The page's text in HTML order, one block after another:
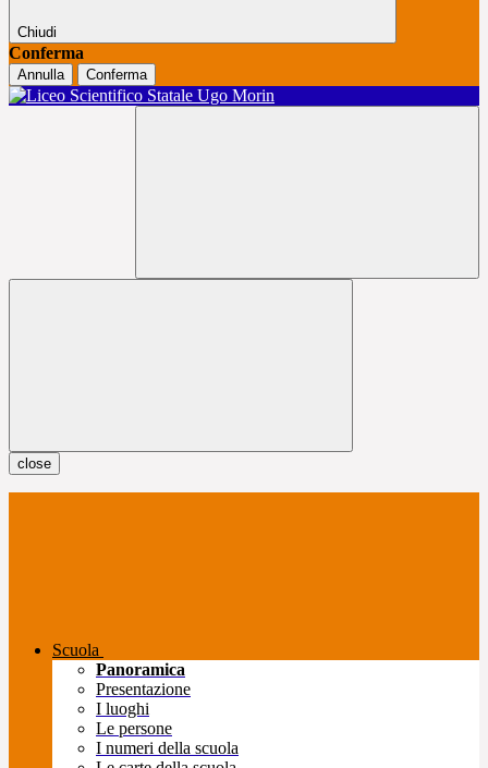
Chiudi
Conferma
Annulla Conferma
close
Scuola
Panoramica
Presentazione
I luoghi
Le persone
I numeri della scuola